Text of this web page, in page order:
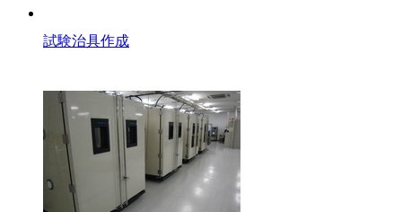
試験治具作成